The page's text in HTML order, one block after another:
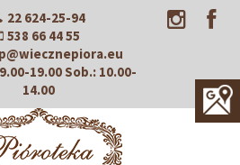
22 624-25-94
538 66 44 55
9.00-19.00Sob.: 10.00-
14.00